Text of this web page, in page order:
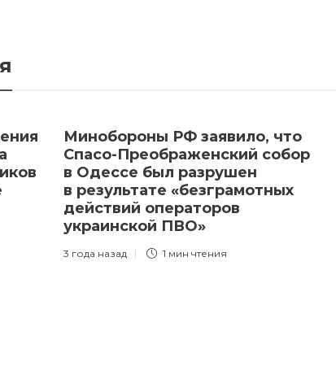
Минобороны РФ заявило, что
Спасо-Преображенский собор
в Одессе был разрушен
в результате «безграмотных
действий операторов
украинской ПВО»
3 года назад 1 мин чтения